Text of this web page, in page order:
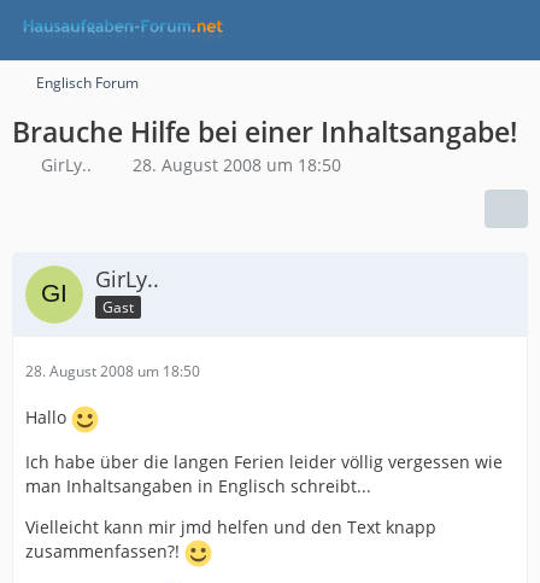
Englisch Forum
Brauche Hilfe bei einer Inhaltsangabe!
GirLy.. 28. August 2008 um 18:50
GirLy..
Gast
28. August 2008 um 18:50
Hallo
Ich habe über die langen Ferien leider völlig vergessen wie
man Inhaltsangaben in Englisch schreibt...
Vielleicht kann mir jmd helfen und den Text knapp
zusammenfassen?!